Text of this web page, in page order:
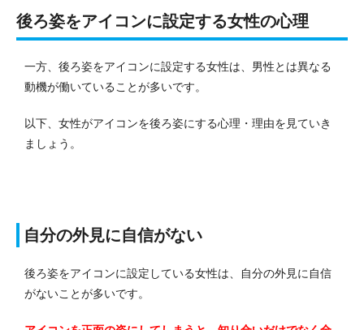
後ろ姿をアイコンに設定する女性の心理
一方、後ろ姿をアイコンに設定する女性は、男性とは異なる
動機が働いていることが多いです。
以下、女性がアイコンを後ろ姿にする心理・理由を見ていき
ましょう。
自分の外見に自信がない
後ろ姿をアイコンに設定している女性は、自分の外見に自信
がないことが多いです。